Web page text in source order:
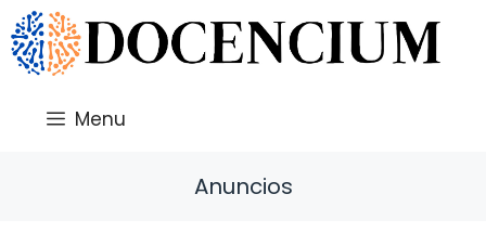
Saltar
al
contenido
Menu
Anuncios